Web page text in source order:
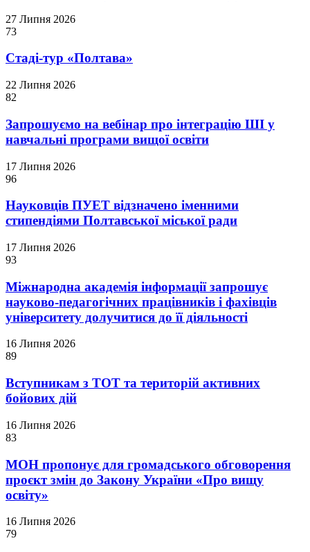
27 Липня 2026
73
Стаді-тур «Полтава»
22 Липня 2026
82
Запрошуємо на вебінар про інтеграцію ШІ у
навчальні програми вищої освіти
17 Липня 2026
96
Науковців ПУЕТ відзначено іменними
стипендіями Полтавської міської ради
17 Липня 2026
93
Міжнародна академія інформації запрошує
науково-педагогічних працівників і фахівців
університету долучитися до її діяльності
16 Липня 2026
89
Вступникам з ТОТ та територій активних
бойових дій
16 Липня 2026
83
МОН пропонує для громадського обговорення
проєкт змін до Закону України «Про вищу
освіту»
16 Липня 2026
79